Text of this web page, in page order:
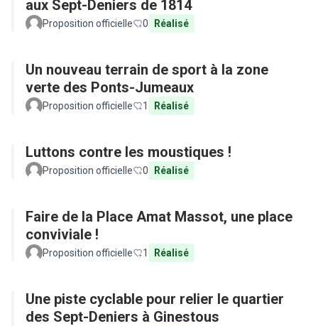
aux Sept-Deniers de 1814
Proposition officielle 0 Réalisé
Un nouveau terrain de sport à la zone
verte des Ponts-Jumeaux
Proposition officielle 1 Réalisé
Luttons contre les moustiques !
Proposition officielle 0 Réalisé
Faire de la Place Amat Massot, une place
conviviale !
Proposition officielle 1 Réalisé
Une piste cyclable pour relier le quartier
des Sept-Deniers à Ginestous